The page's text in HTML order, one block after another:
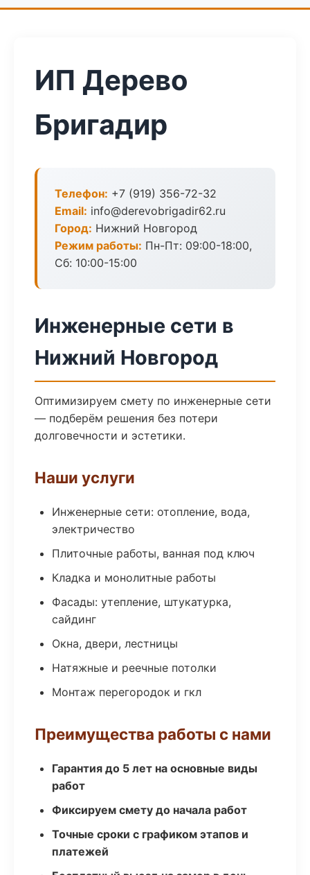
ИП Дерево
Бригадир
Телефон: +7 (919) 356-72-32
Email: info@derevobrigadir62.ru
Город: Нижний Новгород
Режим работы: Пн-Пт: 09:00-18:00,
Сб: 10:00-15:00
Инженерные сети в
Нижний Новгород
Оптимизируем смету по инженерные сети
— подберём решения без потери
долговечности и эстетики.
Наши услуги
Инженерные сети: отопление, вода,
электричество
Плиточные работы, ванная под ключ
Кладка и монолитные работы
Фасады: утепление, штукатурка,
сайдинг
Окна, двери, лестницы
Натяжные и реечные потолки
Монтаж перегородок и гкл
Преимущества работы с нами
Гарантия до 5 лет на основные виды
работ
Фиксируем смету до начала работ
Точные сроки с графиком этапов и
платежей